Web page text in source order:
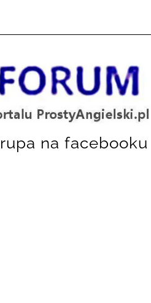
na facebooku